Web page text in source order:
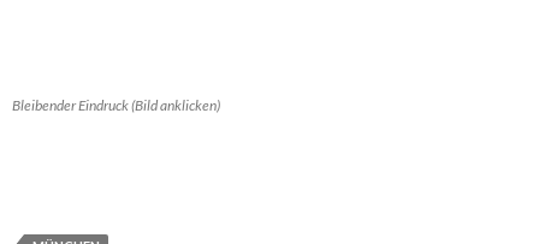
Bleibender Eindruck (Bild anklicken)